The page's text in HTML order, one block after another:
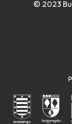
© 2023